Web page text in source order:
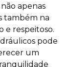
apenas
também na
e respeitoso.
pode
um